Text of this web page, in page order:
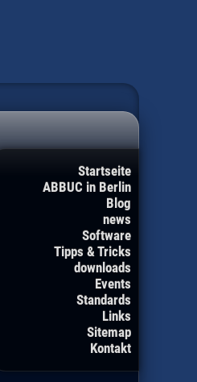
Startseite
ABBUC in Berlin
Blog
news
Software
Tipps & Tricks
downloads
Events
Standards
Links
Sitemap
Kontakt